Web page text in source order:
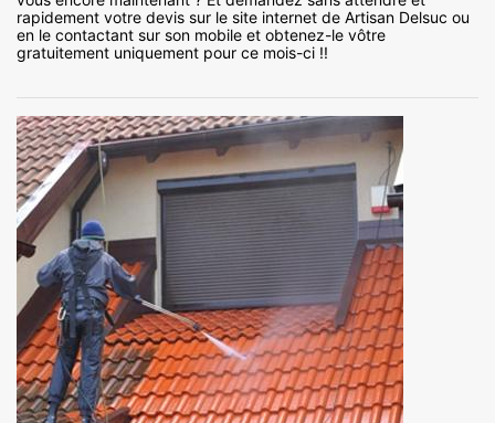
rapidement votre devis sur le site internet de Artisan Delsuc ou
en le contactant sur son mobile et obtenez-le vôtre
gratuitement uniquement pour ce mois-ci !!